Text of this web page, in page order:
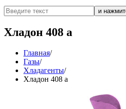
Хладон 408 a
Главная/
Газы/
Хладагенты/
Хладон 408 a